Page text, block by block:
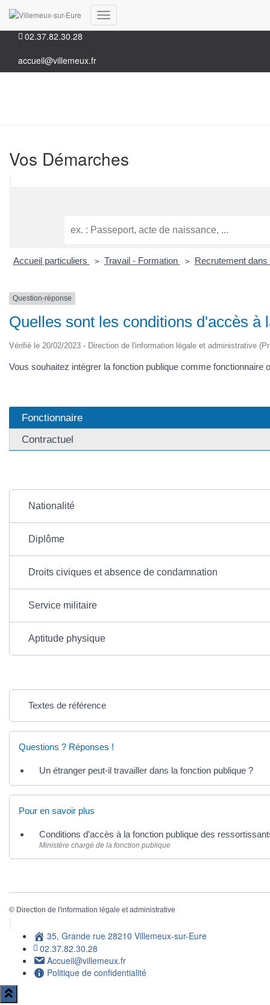
35, Grande rue 28210 Villemeux-sur-Eure
02.37.82.30.28
accueil@villemeux.fr
Déplier
Vos Démarches
Accueil particuliers > Travail - Formation > Recrutement
Question-réponse
Quelles sont les conditions d'accès
Vérifié le 20/02/2023 - Direction de l'information légale et administrative
Vous souhaitez intégrer la fonction publique comme
Fonctionnaire
Contractuel
Nationalité
Diplôme
Droits civiques et absence de condamnation
Service militaire
Aptitude physique
Textes de référence
Questions ? Réponses !
Un étranger peut-il travailler dans la fonction publique ?
Pour en savoir plus
Conditions d'accès à la fonction publique des
Ministère chargé de la fonction publique
© Direction de l'information légale et administrative
35, Grande rue 28210 Villemeux-sur-Eure
02.37.82.30.28
Accueil@villemeux.fr
Politique de confidentialité